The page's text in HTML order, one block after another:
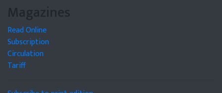
Magazines
Read Online
Subscription
Circulation
Tariff